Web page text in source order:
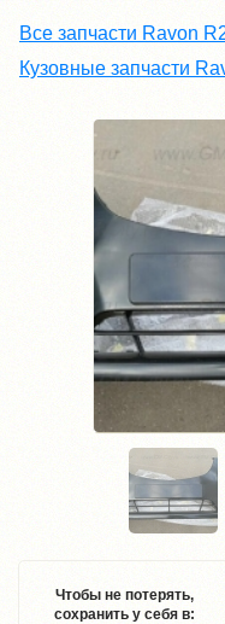
Все запчасти Ravon
Кузовные запчасти
Чтобы не потерять,
сохранить у себя в: